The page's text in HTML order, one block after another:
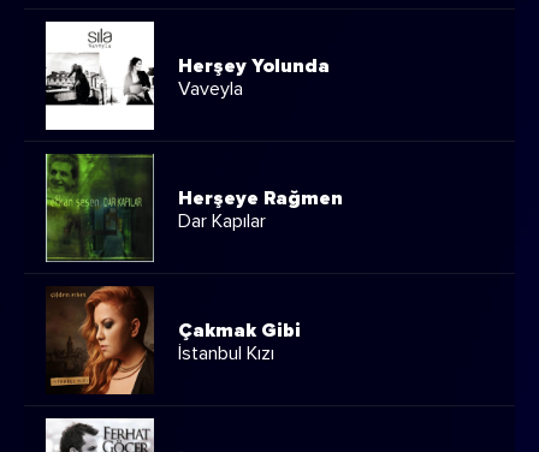
Herşey Yolunda
Vaveyla
Herşeye Rağmen
Dar Kapılar
Çakmak Gibi
İstanbul Kızı